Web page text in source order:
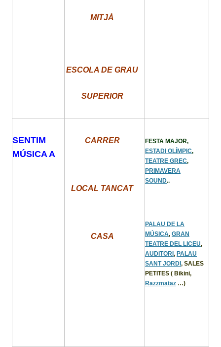
MITJÀ
ESCOLA DE GRAU
SUPERIOR
SENTIM
MÚSICA A
CARRER
LOCAL TANCAT
CASA
FESTA MAJOR,
ESTADI OLÍMPIC,
TEATRE GREC,
PRIMAVERA
SOUND..
PALAU DE LA
MÚSICA, GRAN
TEATRE DEL LICEU,
AUDITORI , PALAU
SANT JORDI , SALES
PETITES ( Bikini,
Razzmataz …)